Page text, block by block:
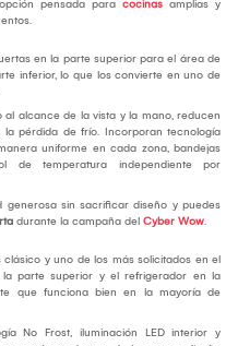
pensada para cocinas amplias y
en la parte superior para el área de
inferior, lo que los convierte en uno de
alcance de la vista y la mano, reducen
pérdida de frío. Incorporan tecnología
uniforme en cada zona, bandejas
de temperatura independiente por
generosa sin sacrificar diseño y puedes
durante la campaña del Cyber Wow.
y uno de los más solicitados en el
parte superior y el refrigerador en la
que funciona bien en la mayoría de
No Frost, iluminación LED interior y